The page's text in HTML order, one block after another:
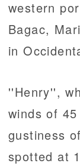
western
Bagac,
in
''Henry'',
winds of
gustiness
spotted at